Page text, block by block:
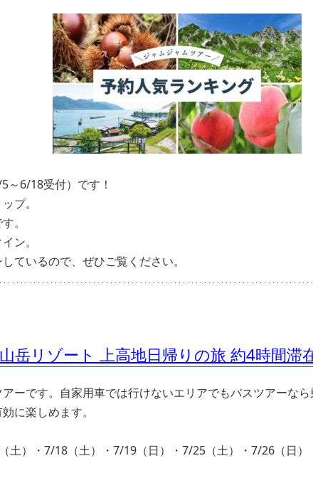
～6/18受付）です！
プ。
。
ン。
ているので、ぜひご覧ください。
岳リゾート 上高地日帰りの旅 約4時間滞
ーです。自家用車では行けないエリアでもバスツアーな
に楽しめます。
土）・7/18（土）・7/19（日）・7/25（土）・7/26（日）